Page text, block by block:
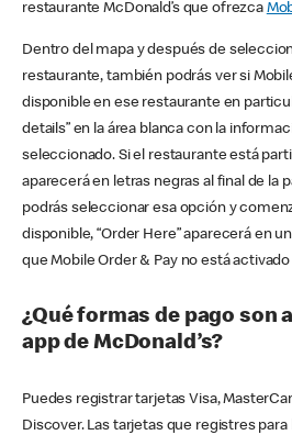
restaurante McDonald’s que ofrezca
Dentro del mapa y después de
restaurante, también podrás ver si
disponible en ese restaurante en
details” en la área blanca con la
seleccionado. Si el restaurante está
aparecerá en letras negras al final de la
podrás seleccionar esa opción y
disponible, “Order Here” aparecerá en
que Mobile Order & Pay no está
¿Qué formas de pago son
app de McDonald’s?
Puedes registrar tarjetas Visa,
Discover. Las tarjetas que registres